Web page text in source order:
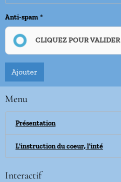
Anti-spam
CLIQUEZ POUR VALIDER
Ajouter
Menu
Présentation
L'instruction du coeur, l'inté
Interactif